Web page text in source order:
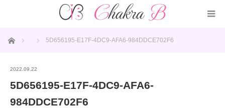
ホーム 5D656195-E17F-4DC9-AFA6-984DDCE702F6
2022.09.22
5D656195-E17F-4DC9-AFA6-
984DDCE702F6